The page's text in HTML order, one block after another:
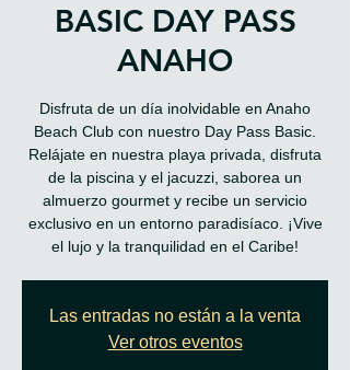
BASIC DAY PASS
ANAHO
Disfruta de un día inolvidable en Anaho
Beach Club con nuestro Day Pass Basic.
Relájate en nuestra playa privada, disfruta
de la piscina y el jacuzzi, saborea un
almuerzo gourmet y recibe un servicio
exclusivo en un entorno paradisíaco. ¡Vive
el lujo y la tranquilidad en el Caribe!
Las entradas no están a la venta
Ver otros eventos